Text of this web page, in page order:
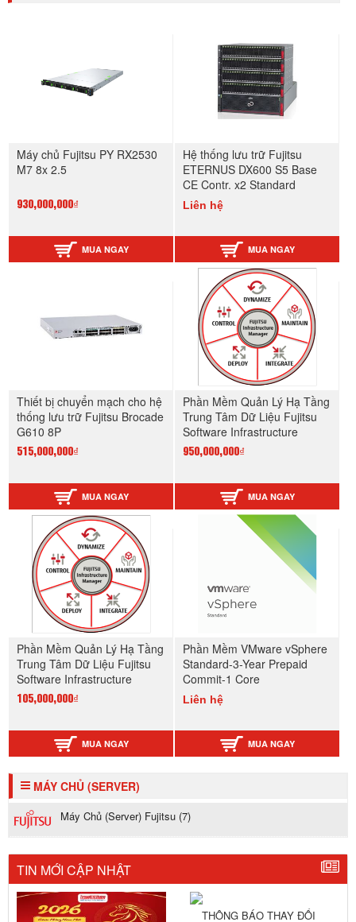
Máy chủ Fujitsu PY RX2530
M7 8x 2.5
930,000,000₫
MUA NGAY
Hệ thống lưu trữ Fujitsu
ETERNUS DX600 S5 Base
CE Contr. x2 Standard
Liên hệ
MUA NGAY
Thiết bị chuyển mạch cho hệ
thống lưu trữ Fujitsu Brocade
G610 8P
515,000,000₫
MUA NGAY
Phần Mềm Quản Lý Hạ Tầng
Trung Tâm Dữ Liệu Fujitsu
Software Infrastructure
Manager (ISM) Server
License V2
950,000,000₫
MUA NGAY
Phần Mềm Quản Lý Hạ Tầng
Trung Tâm Dữ Liệu Fujitsu
Software Infrastructure
Manager (ISM) 10 Node
License V2
105,000,000₫
MUA NGAY
Phần Mềm VMware vSphere
Standard-3-Year Prepaid
Commit-1 Core
Liên hệ
MUA NGAY
MÁY CHỦ (SERVER)
Máy Chủ (Server) Fujitsu (7)
TIN MỚI CẬP NHẬT
THÔNG BÁO THAY ĐỔI